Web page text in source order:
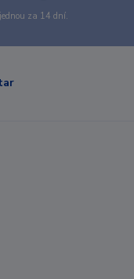
za 14 dní.